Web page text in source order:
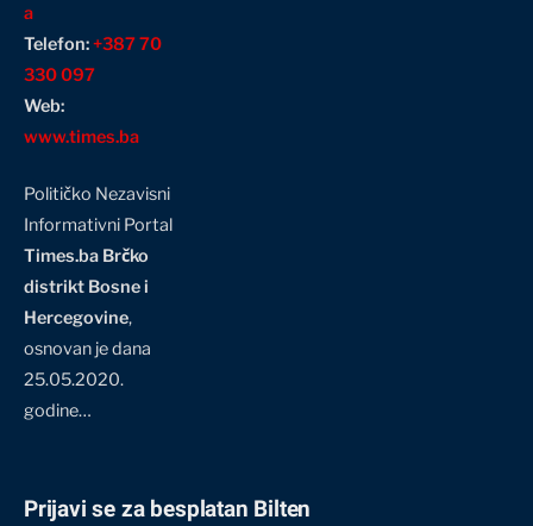
a
Telefon:+387 70
330 097
Web:
www.times.ba
Političko Nezavisni
Informativni Portal
Times.ba Brčko
distrikt Bosne i
Hercegovine,
osnovan je dana
25.05.2020.
godine…
Prijavi se za besplatan Bilten